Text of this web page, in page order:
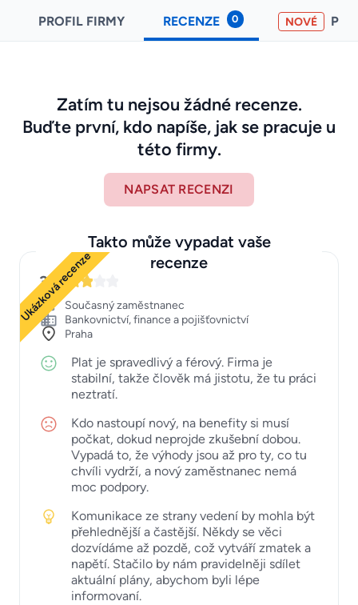
PROFIL FIRMY RECENZE 0 NOVÉ
Zatím tu nejsou žádné recenze.
Buďte první, kdo napíše, jak se pracuje u
této firmy.
NAPSAT RECENZI
Takto může vypadat vaše
recenze
Ukázková recenze
3
Současný zaměstnanec
Bankovnictví, finance a pojišťovnictví
Praha
Plat je spravedlivý a férový. Firma je
stabilní, takže člověk má jistotu, že tu práci
neztratí.
Kdo nastoupí nový, na benefity si musí
počkat, dokud neprojde zkušební dobou.
Vypadá to, že výhody jsou až pro ty, co tu
chvíli vydrží, a nový zaměstnanec nemá
moc podpory.
Komunikace ze strany vedení by mohla být
přehlednější a častější. Někdy se věci
dozvídáme až pozdě, což vytváří zmatek a
napětí. Stačilo by nám pravidelněji sdílet
aktuální plány, abychom byli lépe
informovaní.